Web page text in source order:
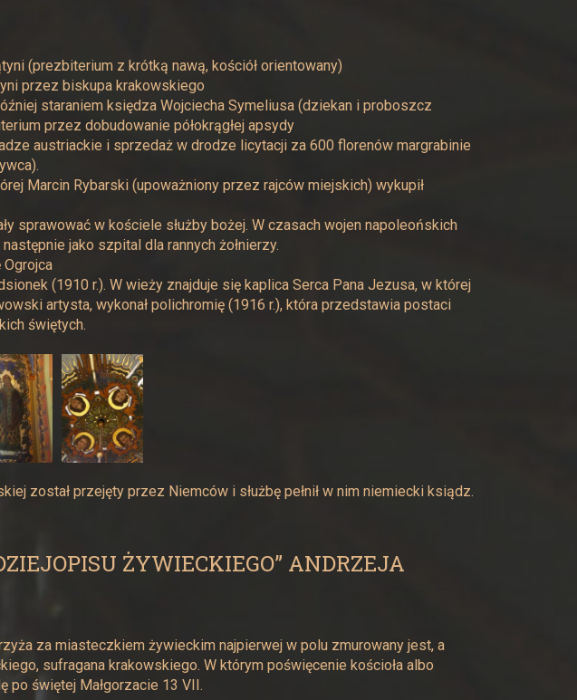
(prezbiterium z krótką nawą, kościół orientowany)
przez biskupa krakowskiego
staraniem księdza Wojciecha Symeliusa (dziekan i proboszcz
przez dobudowanie półokrągłej apsydy
austriackie i sprzedaż w drodze licytacji za 600 florenów margrabinie
Marcin Rybarski (upoważniony przez rajców miejskich) wykupił
sprawować w kościele służby bożej. W czasach wojen napoleońskich
jako szpital dla rannych żołnierzy.
(1910 r.). W wieży znajduje się kaplica Serca Pana Jezusa, w której
artysta, wykonał polichromię (1916 r.), która przedstawia postaci
świętych.
został przejęty przez Niemców i służbę pełnił w nim niemiecki ksiądz.
ŻYWIECKIEGO” ANDRZEJA
za miasteczkiem żywieckim najpierwej w polu zmurowany jest, a
sufragana krakowskiego. W którym poświęcenie kościoła albo
po świętej Małgorzacie 13 VII.